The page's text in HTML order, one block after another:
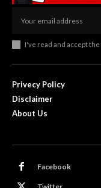
I've read and accept the
Privecy Policy
Disclaimer
About Us
Facebook
Twitter